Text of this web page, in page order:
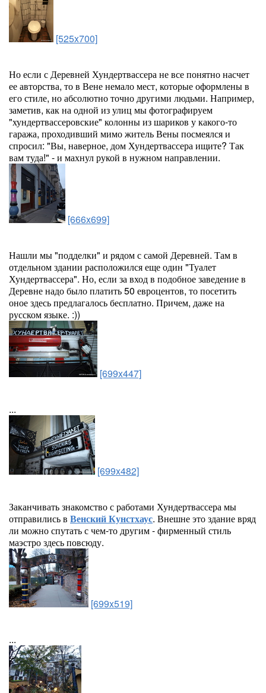
[525x700]
Но если с Деревней Хундертвассера не все понятно насчет
ее авторства, то в Вене немало мест, которые оформлены в
его стиле, но абсолютно точно другими людьми. Например,
заметив, как на одной из улиц мы фотографируем
"хундертвассеровские" колонны из шариков у какого-то
гаража, проходивший мимо житель Вены посмеялся и
спросил: "Вы, наверное, дом Хундертвассера ищите? Так
вам туда!" - и махнул рукой в нужном направлении.
[666x699]
Нашли мы "подделки" и рядом с самой Деревней. Там в
отдельном здании расположился еще один "Туалет
Хундертвассера". Но, если за вход в подобное заведение в
Деревне надо было платить 50 евроцентов, то посетить
оное здесь предлагалось бесплатно. Причем, даже на
русском языке. :))
[699x447]
...
[699x482]
Заканчивать знакомство с работами Хундертвассера мы
отправились в Венский Кунстхаус. Внешне это здание вряд
ли можно спутать с чем-то другим - фирменный стиль
маэстро здесь повсюду.
[699x519]
...